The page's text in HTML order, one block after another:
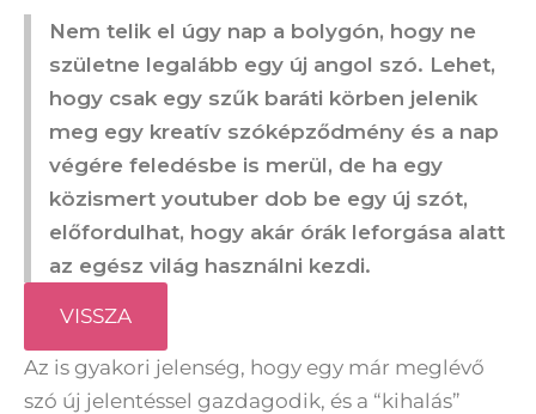
Nem telik el úgy nap a bolygón, hogy ne
születne legalább egy új angol szó. Lehet,
hogy csak egy szűk baráti körben jelenik
meg egy kreatív szóképződmény és a nap
végére feledésbe is merül, de ha egy
közismert youtuber dob be egy új szót,
előfordulhat, hogy akár órák leforgása alatt
az egész világ használni kezdi.
VISSZA
Az is gyakori jelenség, hogy egy már meglévő
szó új jelentéssel gazdagodik, és a “kihalás”